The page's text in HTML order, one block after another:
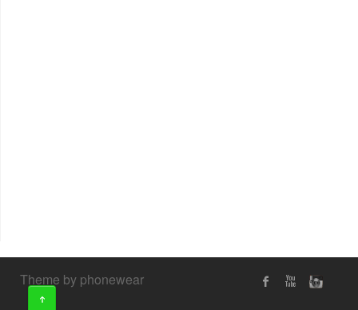
Theme by phonewear
↑